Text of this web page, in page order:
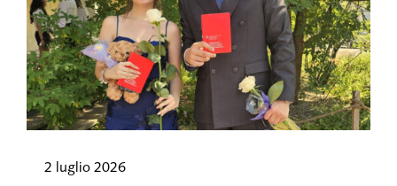
2 luglio 2026